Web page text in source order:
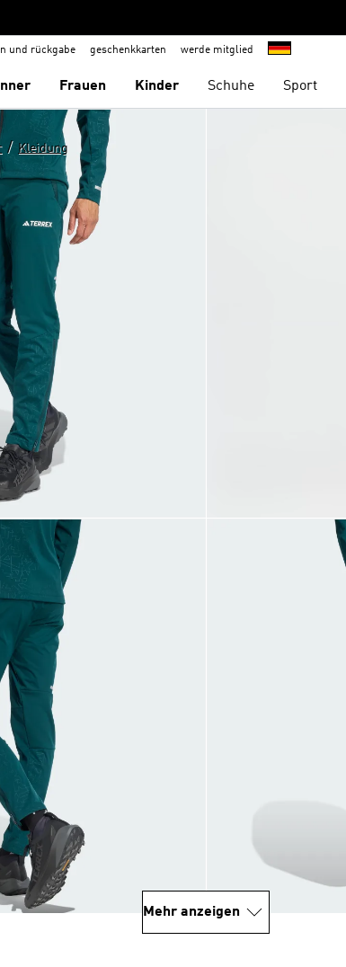
und rückgabe geschenkkarten werde mitglied
Frauen Kinder Schuhe Sport
/ Kleidung
Mehr anzeigen